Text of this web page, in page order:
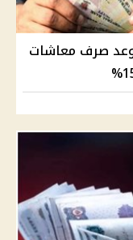
صرف معاشات